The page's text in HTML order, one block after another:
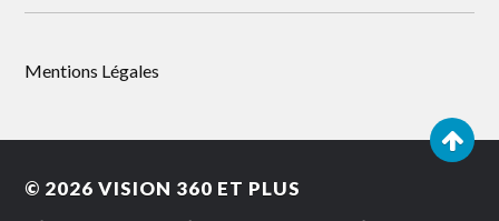
Mentions Légales
© 2026VISION 360 ET PLUS